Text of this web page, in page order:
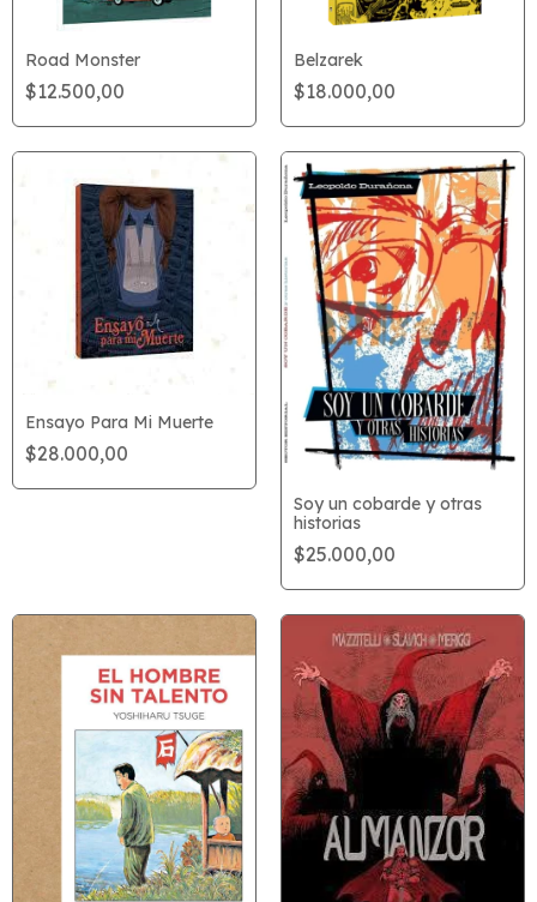
Road Monster
$12.500,00
Belzarek
$18.000,00
Ensayo Para Mi Muerte
$28.000,00
Soy un cobarde y otras
historias
$25.000,00